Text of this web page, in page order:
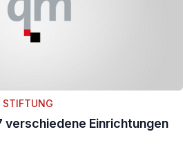
verschiedene Einrichtungen